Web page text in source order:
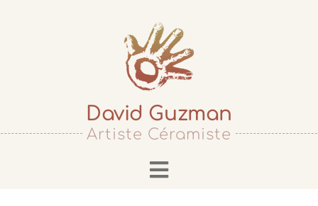
David Guzman
Artiste Céramiste
Toggle